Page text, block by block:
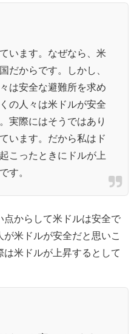
います。なぜなら、米
だからです。しかし、
は安全な避難所を求め
の人々は米ドルが安全
実際にはそうではあり
います。だから私はド
こったときにドルが上
す。
点からして米ドルは安全で
米ドルが安全だと思いこ
米ドルが上昇するとして